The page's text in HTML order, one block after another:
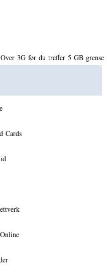
3G før du treffer 5 GB grense
Cards